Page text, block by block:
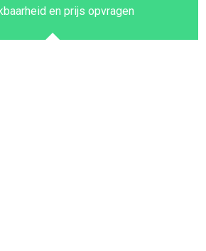
en prijs opvragen